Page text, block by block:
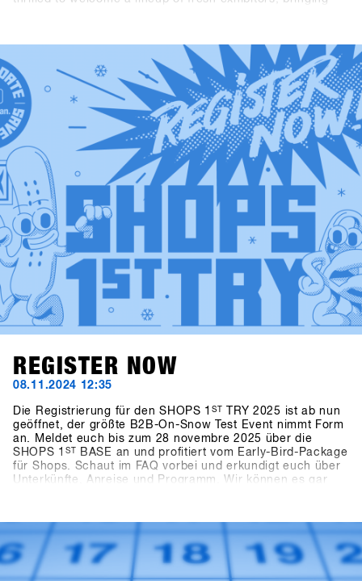
Bone Binding and bottles from Swoam Bottles, as well as
re-engineered protection gear from ruroc and cosy gloves
by Deathgrip complete the variety of productsSoon these
brands will upload their products, make sure sign up to
SHOPS 1st BASE to check them out in advance!
REGISTER NOW
08.11.2024 12:35
Die Registrierung für den SHOPS 1ST
TRY 2025 ist ab nun
geöffnet, der größte B2B-On-Snow Test Event nimmt Form
an. Meldet euch bis zum 28 novembre 2025 über die
SHOPS 1 ST
BASE an und profitiert vom Early-Bird-Package
für Shops. Schaut im FAQ vorbei und erkundigt euch über
Unterkünfte, Anreise und Programm. Wir können es gar